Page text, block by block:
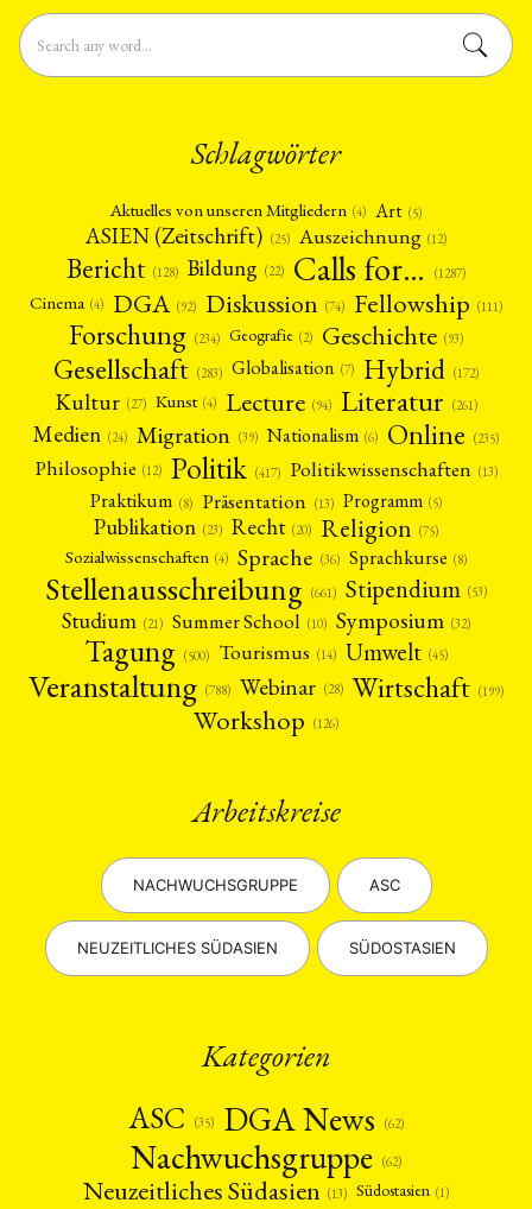
Schlagwörter
Aktuelles von unseren Mitgliedern (4) Art (5)
ASIEN (Zeitschrift) (25) Auszeichnung (12)
Bericht (128) Bildung (22) Calls for… (1287)
Cinema (4) DGA (92) Diskussion (74) Fellowship (111)
Forschung (234) Geografie (2) Geschichte (93)
Gesellschaft (283) Globalisation (7) Hybrid (172)
Kultur (27) Kunst (4) Lecture (94) Literatur (261)
Medien (24) Migration (39) Nationalism (6) Online (235)
Philosophie (12) Politik (417) Politikwissenschaften (13)
Praktikum (8) Präsentation (13) Programm (5)
Publikation (23) Recht (20) Religion (75)
Sozialwissenschaften (4) Sprache (36) Sprachkurse (8)
Stellenausschreibung (661) Stipendium (53)
Studium (21) Summer School (10) Symposium (32)
Tagung (500) Tourismus (14) Umwelt (45)
Veranstaltung (788) Webinar (28) Wirtschaft (199)
Workshop (126)
Arbeitskreise
NACHWUCHSGRUPPE ASC
NEUZEITLICHES SÜDASIEN SÜDOSTASIEN
Kategorien
ASC
(35) DGA News (62)
Nachwuchsgruppe (62)
Neuzeitliches Südasien (13) Südostasien (1)